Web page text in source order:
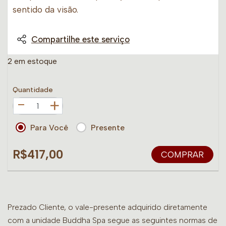
sentido da visão.
Compartilhe este serviço
2 em estoque
Quantidade
+
Para Você Presente
R$417,00 COMPRAR
Prezado Cliente, o vale-presente adquirido diretamente
com a unidade Buddha Spa segue as seguintes normas de